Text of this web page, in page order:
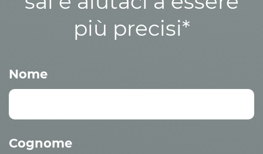
più precisi*
Nome
Cognome